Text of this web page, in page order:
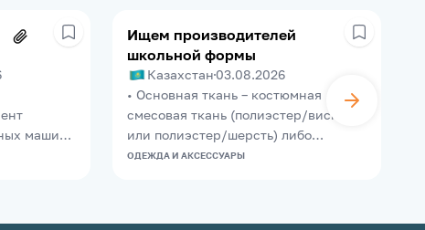
машин
Ищем производителей
школьной формы
Казахстан 03.08.2026
• Основная ткань – костюмная
смесовая ткань (полиэстер/вискоза
или полиэстер/шерсть) либо
эквивалент. • Состав ткани: o
ОДЕЖДА И АКСЕССУАРЫ